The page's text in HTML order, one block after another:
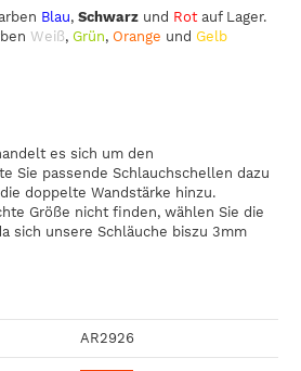
Blau, Schwarz und Rot auf Lager.
Weiß, Grün, Orange und Gelb
es sich um den
Sie passende Schlauchschellen dazu
doppelte Wandstärke hinzu.
Größe nicht finden, wählen Sie die
sich unsere Schläuche biszu 3mm
AR2926